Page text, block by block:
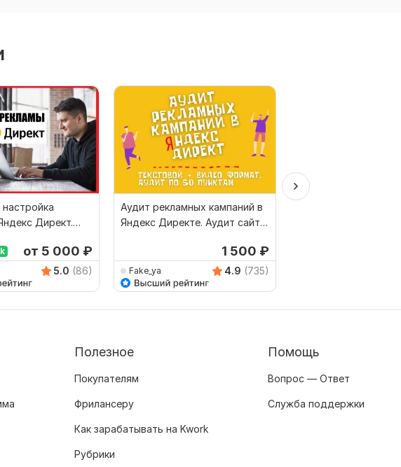
Директ.
от 5 000 ₽
5.0 (86)
Аудит рекламных кампаний в
Яндекс Директе. Аудит сайта
1 500 ₽
Fake_ya 4.9 (735)
Полезное
Покупателям
Фрилансеру
Как зарабатывать на Kwork
Рубрики
Помощь
Вопрос — Ответ
Служба поддержки